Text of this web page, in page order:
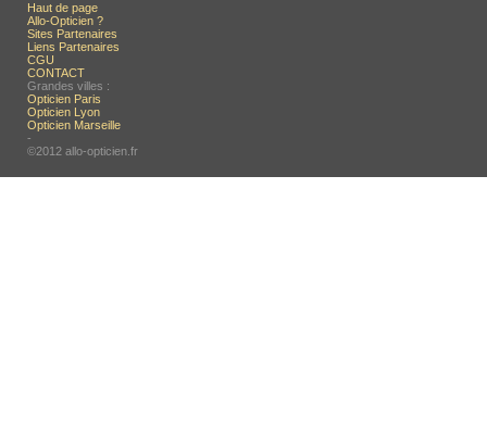
Haut de page
Allo-Opticien ?
Sites Partenaires
Liens Partenaires
CGU
CONTACT
Grandes villes :
Opticien Paris
Opticien Lyon
Opticien Marseille
-
©2012 allo-opticien.fr